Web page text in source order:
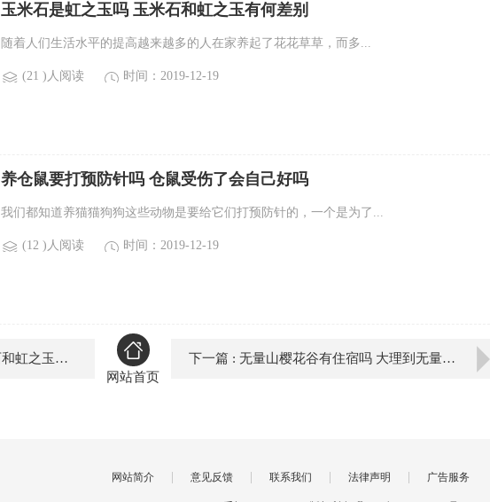
玉米石是虹之玉吗 玉米石和虹之玉有何差别
随着人们生活水平的提高越来越多的人在家养起了花花草草，而​多...
(21 )人阅读 时间：2019-12-19
养仓鼠要打预防针吗 仓鼠受伤了会自己好吗
我们都知道养猫猫狗狗这些动物是要给它们打预防针的，一个是为了...
(12 )人阅读 时间：2019-12-19
上一篇 : 玉米石是虹之玉吗 玉米石和虹之玉有何差别
网站首页
下一篇 : 无量山樱花谷有住宿吗 大理到无量山樱花谷有多远
网站简介 | 意见反馈 | 联系我们 | 法律声明 | 广告服务